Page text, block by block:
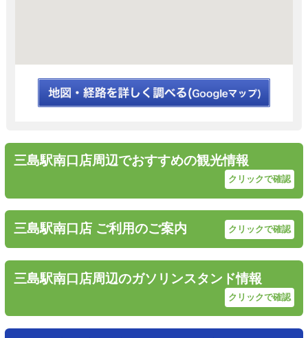
三島駅南口店周辺でおすすめの観光情報
クリックで確認
三島駅南口店 ご利用のご案内 クリックで確認
三島駅南口店周辺のガソリンスタンド情報
クリックで確認